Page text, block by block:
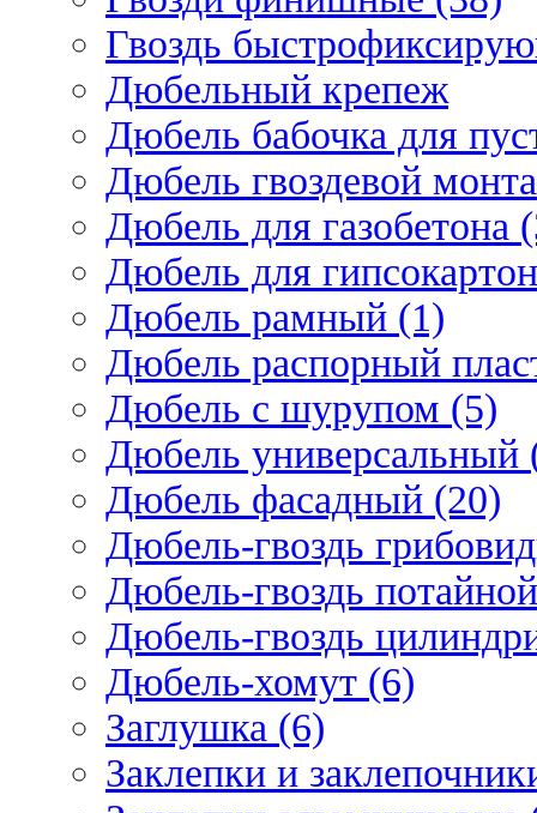
Гвоздь
Дюбельный крепеж
Дюбель бабочка для
Дюбель гвоздевой
Дюбель для газобетона
Дюбель для
Дюбель рамный (1)
Дюбель распорный
Дюбель с шурупом (5)
Дюбель универсальный
Дюбель фасадный (20)
Дюбель-гвоздь
Дюбель-гвоздь
Дюбель-гвоздь
Дюбель-хомут (6)
Заглушка (6)
Заклепки и